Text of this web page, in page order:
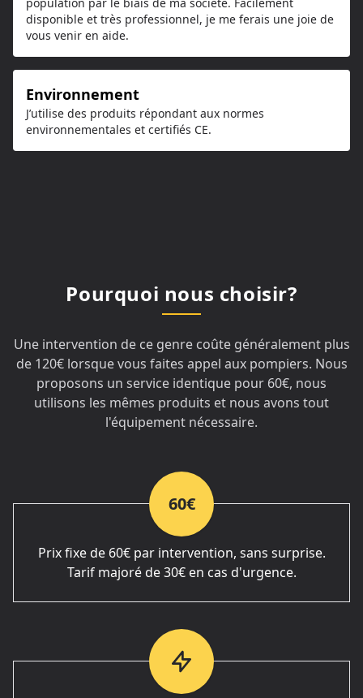
disponible et très professionnel, je me ferais une joie de
vous venir en aide.
Environnement
J’utilise des produits répondant aux normes
environnementales et certifiés CE.
Pourquoi nous choisir?
Une intervention de ce genre coûte généralement plus
de 120€ lorsque vous faites appel aux pompiers. Nous
proposons un service identique pour 60€, nous
utilisons les mêmes produits et nous avons tout
l'équipement nécessaire.
60€
Prix fixe de 60€ par intervention, sans surprise.
Tarif majoré de 30€ en cas d'urgence.